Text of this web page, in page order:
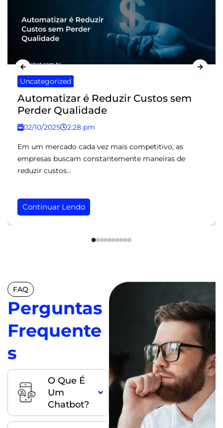
Uncategorized
Automatizar é Reduzir Custos sem
Perder Qualidade
02/10/2025 2:28 pm
Em um mercado cada vez mais competitivo, as
empresas buscam constantemente maneiras de
reduzir custos...
Continuar Lendo
FAQ
Perguntas
Frequente
s
O Que É
Um
Chatbot?